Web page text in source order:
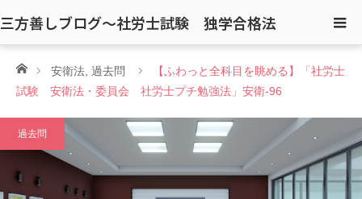
三方善しブログ〜社労士試験 独学合格法
ホーム安衛法 過去問
【ふわっと全科目を眺める】「社労士
試験 安衛法・委員会 社労士プチ勉強法」安衛-96
過去問